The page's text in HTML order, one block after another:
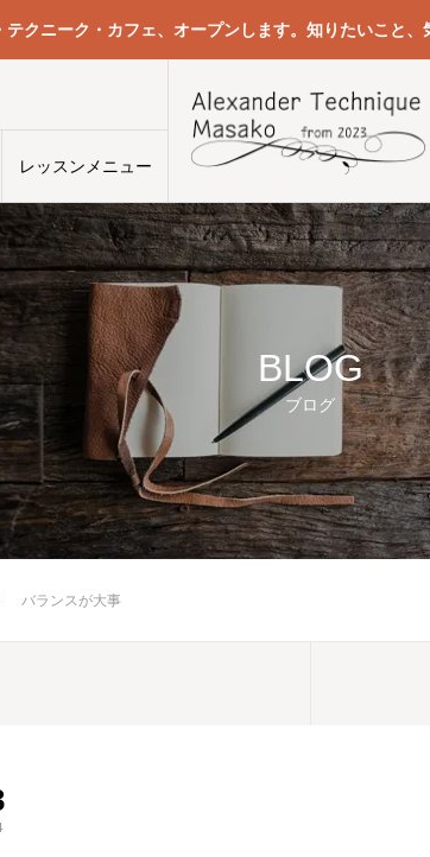
クニーク・カフェ、オープンします。知りたいこと
レッスンメニュー
過程
BLOG
ブログ
バランスが大事